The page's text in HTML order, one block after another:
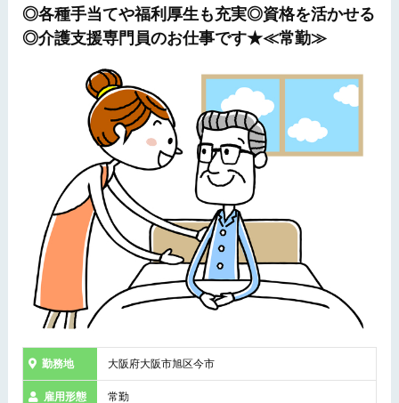
◎各種手当てや福利厚生も充実◎資格を活かせる
◎介護支援専門員のお仕事です★≪常勤≫
勤務地 大阪府大阪市旭区今市
雇用形態 常勤